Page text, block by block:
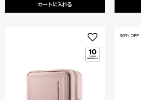
カートに入れる
30% OFF